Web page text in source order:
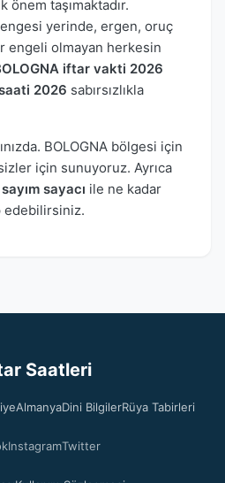
önem taşımaktadır.
yerinde, ergen, oruç
engeli olmayan herkesin
iftar vakti 2026
2026 sabırsızlıkla
BOLOGNA bölgesi için
için sunuyoruz. Ayrıca
sayacı ile ne kadar
edebilirsiniz.
Saatleri
AlmanyaDini BilgilerRüya Tabirleri
InstagramTwitter